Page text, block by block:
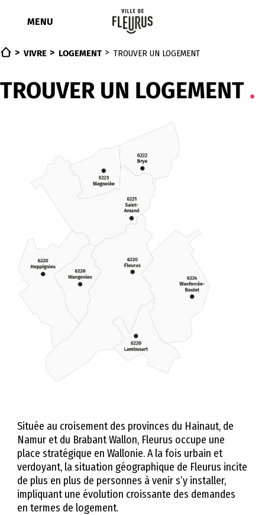
contenuMENU
VIVRE LOGEMENT TROUVER UN LOGEMENT
TROUVER UN LOGEMENT
Située au croisement des provinces du Hainaut, de
Namur et du Brabant Wallon, Fleurus occupe une
place stratégique en Wallonie. A la fois urbain et
verdoyant, la situation géographique de Fleurus incite
de plus en plus de personnes à venir s’y installer,
impliquant une évolution croissante des demandes
en termes de logement.